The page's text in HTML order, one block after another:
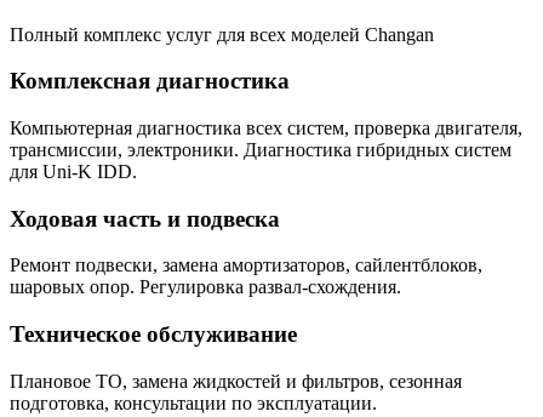
Полный комплекс услуг для всех моделей Changan
Комплексная диагностика
Компьютерная диагностика всех систем, проверка двигателя,
трансмиссии, электроники. Диагностика гибридных систем
для Uni-K IDD.
Ходовая часть и подвеска
Ремонт подвески, замена амортизаторов, сайлентблоков,
шаровых опор. Регулировка развал-схождения.
Техническое обслуживание
Плановое ТО, замена жидкостей и фильтров, сезонная
подготовка, консультации по эксплуатации.